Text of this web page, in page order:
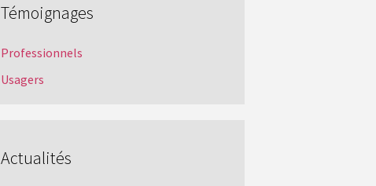
Témoignages
Professionnels
Usagers
Actualités